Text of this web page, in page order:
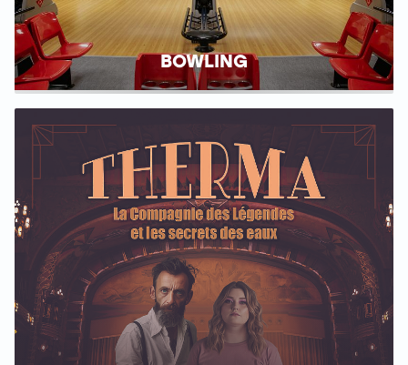
BOWLING